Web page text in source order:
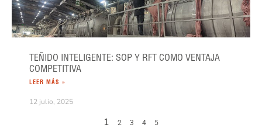
TEÑIDO INTELIGENTE: SOP Y RFT COMO VENTAJA
COMPETITIVA
LEER MÁS »
12 julio, 2025
1 2 3 4 5